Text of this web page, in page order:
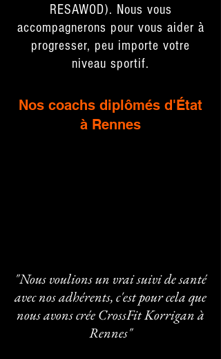
RESAWOD). Nous vous
accompagnerons pour vous aider à
progresser, peu importe votre
niveau sportif.
Nos coachs diplômés d'État
à Rennes
"Nous voulions un vrai suivi de santé
avec nos adhérents, c'est pour cela que
nous avons crée CrossFit Korrigan à
Rennes"